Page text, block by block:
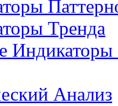
Тренда
Индикаторы
Анализ